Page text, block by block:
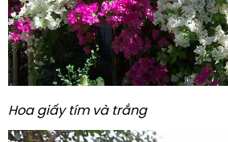
Hoa giấy tím và trắng